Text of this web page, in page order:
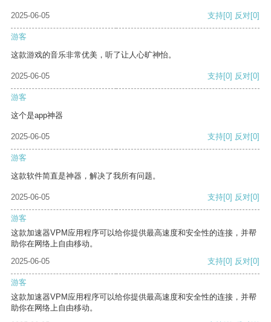
2025-06-05 支持[0] 反对[0]
游客
这款游戏的音乐非常优美，听了让人心旷神怡。
2025-06-05 支持[0] 反对[0]
游客
这个是app神器
2025-06-05 支持[0] 反对[0]
游客
这款软件简直是神器，解决了我所有问题。
2025-06-05 支持[0] 反对[0]
游客
这款加速器VPM应用程序可以给你提供最高速度和安全性的连接，并帮
助你在网络上自由移动。
2025-06-05
支持[0] 反对[0]
游客
这款加速器VPM应用程序可以给你提供最高速度和安全性的连接，并帮
助你在网络上自由移动。